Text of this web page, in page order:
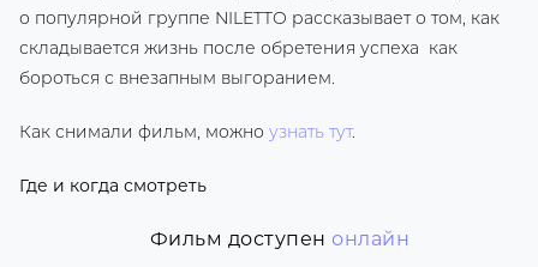
о популярной группе NILETTO рассказывает о том, как
складывается жизнь после обретения успеха как
бороться с внезапным выгоранием.
Как снимали фильм, можно узнать тут.
Где и когда смотреть
Фильм доступен онлайн